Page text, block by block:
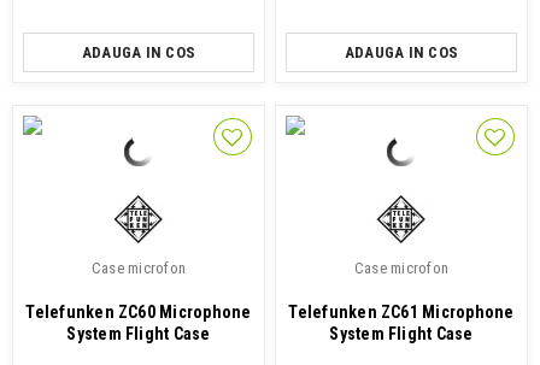
ADAUGA IN COS ADAUGA IN COS
Case microfon
Telefunken ZC60 Microphone
System Flight Case
Case microfon
Telefunken ZC61 Microphone
System Flight Case